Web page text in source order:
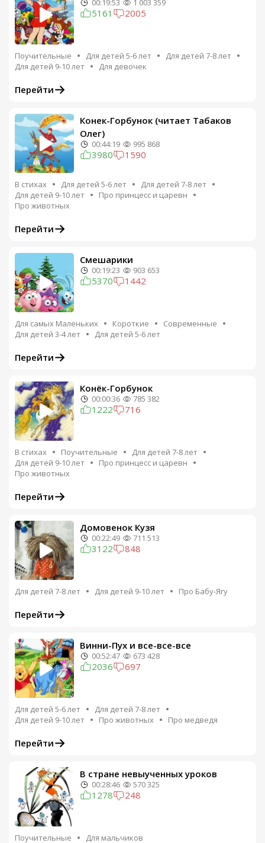
00:19:53 1 003 359
5161 2005
Поучительные Для детей 5-6 лет
Для детей 7-8 лет
Для детей 9-10 лет
Для девочек
Перейти
Конек-Горбунок (читает Табаков
Олег)
00:44:19 995 868
3980 1590
В стихах Для детей 5-6 лет
Для детей 7-8 лет
Для детей 9-10 лет
Про принцесс и царевн
Про животных
Перейти
Смешарики
00:19:23 903 653
5370 1442
Для самых Маленьких Короткие
Современные
Для детей 3-4 лет
Для детей 5-6 лет
Перейти
Конёк-Горбунок
00:00:36 785 382
1222 716
В стихах Поучительные
Для детей 7-8 лет
Для детей 9-10 лет
Про принцесс и царевн
Про животных
Перейти
Домовенок Кузя
00:22:49 711 513
3122 848
Для детей 7-8 лет Для детей 9-10 лет Про Бабу-Ягу
Перейти
Винни-Пух и все-все-все
00:52:47 673 428
2036 697
Для детей 5-6 лет
Для детей 7-8 лет
Для детей 9-10 лет
Про животных Про медведя
Перейти
В стране невыученных уроков
00:28:46 570 325
1278 248
Поучительные Для мальчиков